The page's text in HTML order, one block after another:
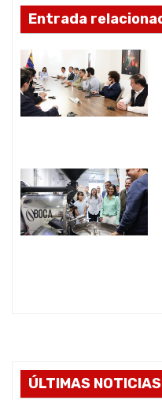
ó
n
d
e
n
t
s
Entrada
ÚLTIMAS NOTICIAS